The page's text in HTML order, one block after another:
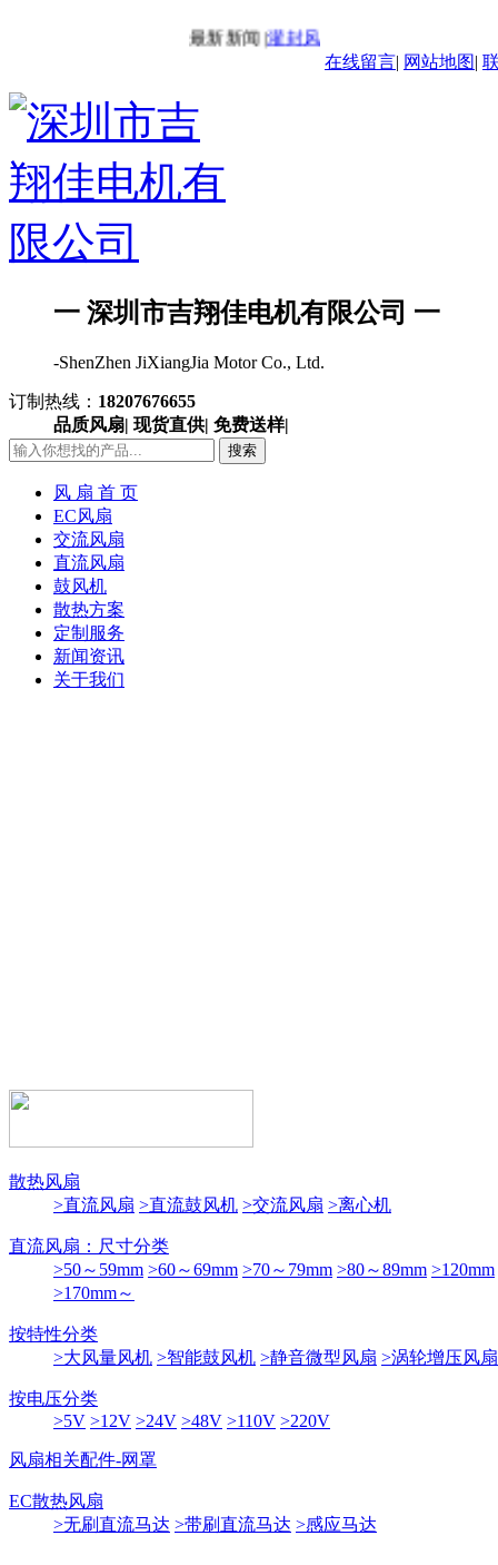
最新新闻 |灌封风扇-IP68风扇
在线留言| 网站地图|
一 深圳市吉翔佳电机有限公司 一
-ShenZhen JiXiangJia Motor Co., Ltd.
订制热线： 18207676655
品质风扇| 现货直供| 免费送样|
搜索
风 扇 首 页
EC风扇
交流风扇
直流风扇
鼓风机
散热方案
定制服务
新闻资讯
关于我们
散热风扇
>直流风扇 >直流鼓风机 >交流风扇 >离心机
直流风扇：尺寸分类
>50～59mm >60～69mm >70～79mm >80～89mm >120mm
>170mm～
按特性分类
>大风量风机 >智能鼓风机 >静音微型风扇 >涡轮增压风扇
按电压分类
>5V >12V >24V >48V >110V >220V
风扇相关配件-网罩
EC散热风扇
>无刷直流马达 >带刷直流马达 >感应马达